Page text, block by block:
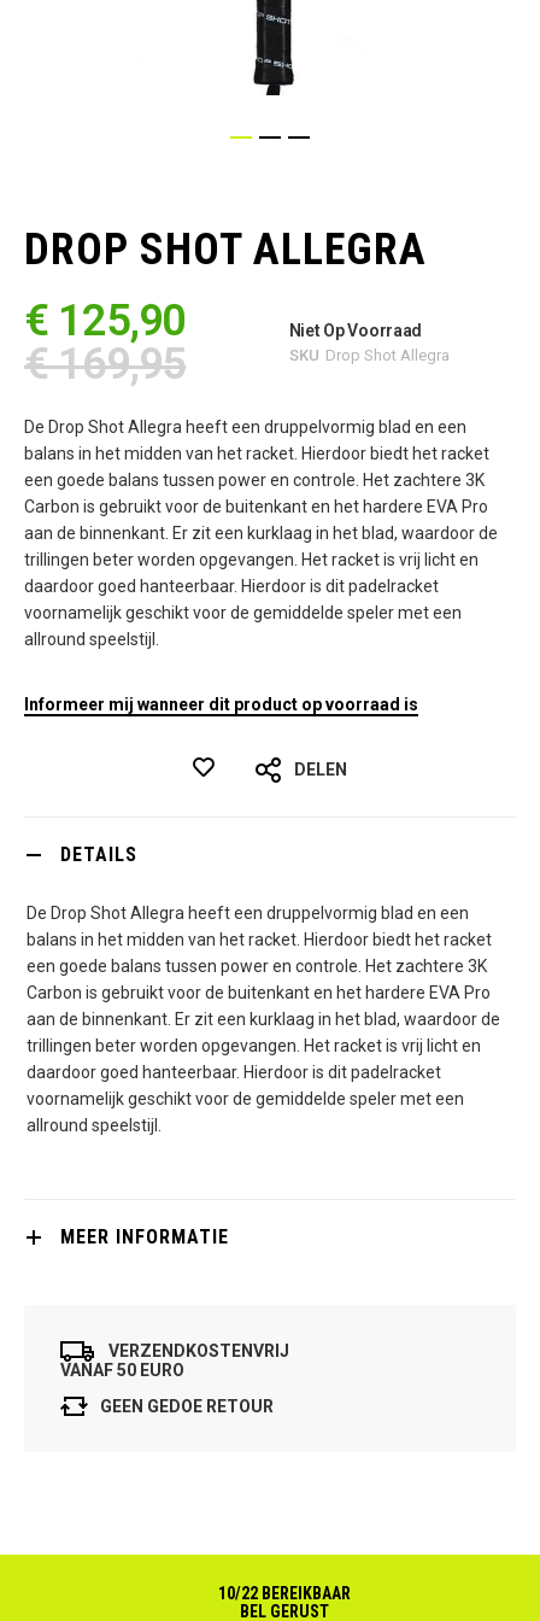
begin
van
afbeeldingen-
gallerij
DROP SHOT ALLEGRA
€ 125,90
€ 169,95
Niet Op Voorraad
SKU Drop Shot Allegra
De Drop Shot Allegra heeft een druppelvormig blad en een
balans in het midden van het racket. Hierdoor biedt het racket
een goede balans tussen power en controle. Het zachtere 3K
Carbon is gebruikt voor de buitenkant en het hardere EVA Pro
aan de binnenkant. Er zit een kurklaag in het blad, waardoor de
trillingen beter worden opgevangen. Het racket is vrij licht en
daardoor goed hanteerbaar. Hierdoor is dit padelracket
voornamelijk geschikt voor de gemiddelde speler met een
allround speelstijl.
Informeer mij wanneer dit product op voorraad is
DELEN
DETAILS
De Drop Shot Allegra heeft een druppelvormig blad en een
balans in het midden van het racket. Hierdoor biedt het racket
een goede balans tussen power en controle. Het zachtere 3K
Carbon is gebruikt voor de buitenkant en het hardere EVA Pro
aan de binnenkant. Er zit een kurklaag in het blad, waardoor de
trillingen beter worden opgevangen. Het racket is vrij licht en
daardoor goed hanteerbaar. Hierdoor is dit padelracket
voornamelijk geschikt voor de gemiddelde speler met een
allround speelstijl.
MEER INFORMATIE
VERZENDKOSTENVRIJ
VANAF 50 EURO
GEEN GEDOE RETOUR
10/22 BEREIKBAAR
BEL GERUST